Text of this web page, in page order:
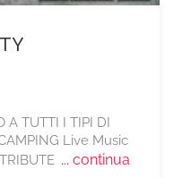
A TUTTI I TIPI DI
Live Music
... continua